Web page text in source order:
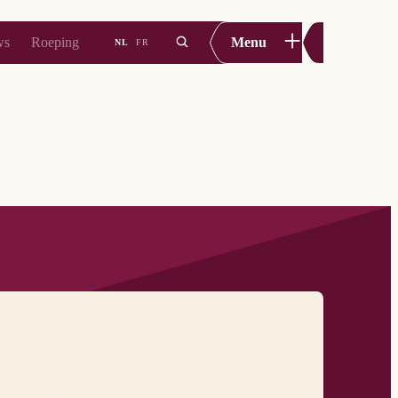
Roeping NL FR Menu +